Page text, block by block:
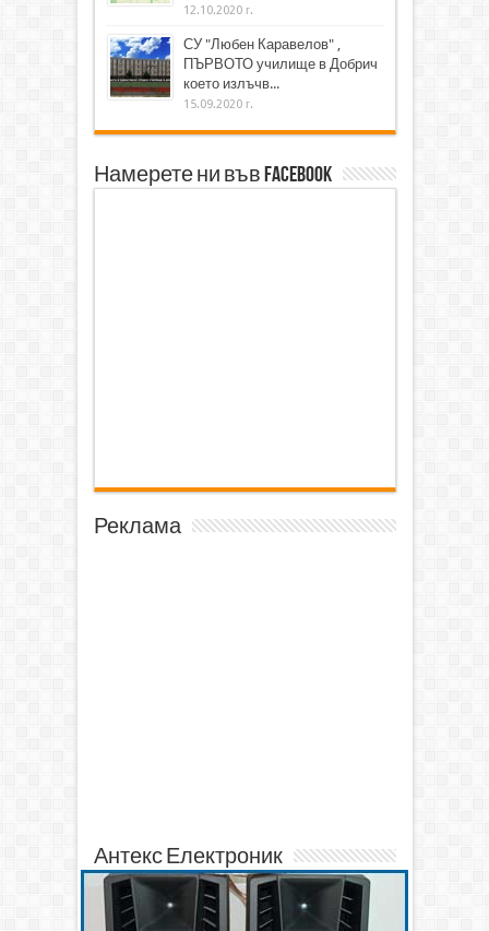
12.10.2020 г.
СУ "Любен Каравелов" ,
ПЪРВОТО училище в Добрич
което излъчв...
15.09.2020 г.
Намерете ни във Facebook
Реклама
Антекс Електроник